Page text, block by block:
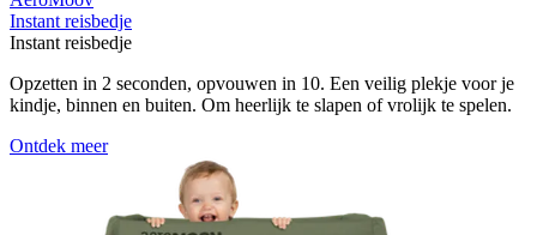
Instant reisbedje
Instant reisbedje
Opzetten in 2 seconden, opvouwen in 10. Een veilig plekje voor je
kindje, binnen en buiten. Om heerlijk te slapen of vrolijk te spelen.
Ontdek meer